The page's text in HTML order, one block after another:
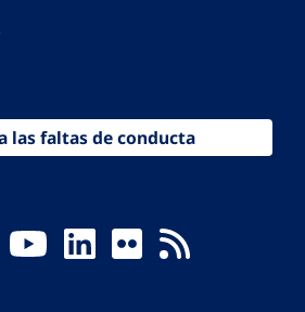
las faltas de conducta